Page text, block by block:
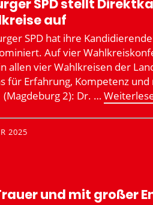
SPD stellt
auf
SPD hat ihre
Auf vier
allen vier Wahlkreisen der
für Erfahrung, Kompetenz
(Magdeburg 2): Dr. …
2025
und mit großer